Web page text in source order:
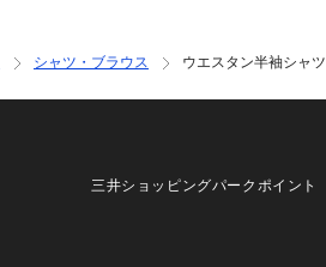
シャツ・ブラウス ウエスタン半袖シャツ
三井ショッピングパークポイント